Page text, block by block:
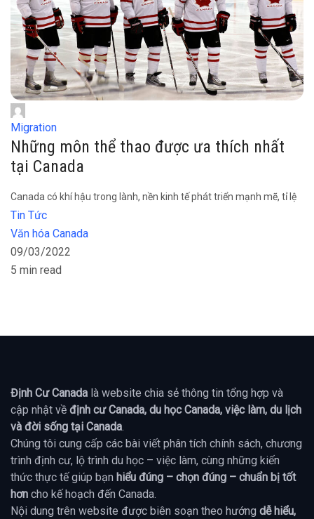
Migration
Những môn thể thao được ưa thích nhất
tại Canada
Canada có khí hậu trong lành, nền kinh tế phát triển mạnh mẽ, tỉ lệ
Tin Tức
Văn hóa Canada
09/03/2022
5 min read
Định Cư Canada là website chia sẻ thông tin tổng hợp và
cập nhật về định cư Canada, du học Canada, việc làm, du lịch
và đời sống tại Canada.
Chúng tôi cung cấp các bài viết phân tích chính sách, chương
trình định cư, lộ trình du học – việc làm, cùng những kiến
thức thực tế giúp bạn hiểu đúng – chọn đúng – chuẩn bị tốt
hơn cho kế hoạch đến Canada.
Nội dung trên website được biên soạn theo hướng dễ hiểu,